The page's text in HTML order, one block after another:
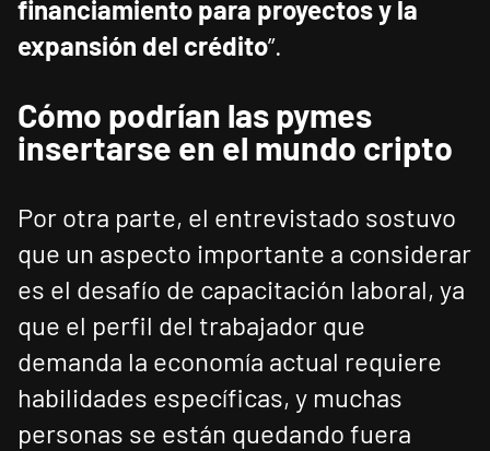
financiamiento para proyectos y la
expansión del crédito”.
Cómo podrían las pymes
insertarse en el mundo cripto
Por otra parte, el entrevistado sostuvo
que un aspecto importante a considerar
es el desafío de capacitación laboral, ya
que el perfil del trabajador que
demanda la economía actual requiere
habilidades específicas, y muchas
personas se están quedando fuera